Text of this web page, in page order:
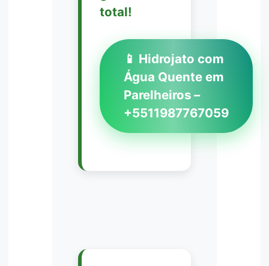
total!
📱 Hidrojato com
Água Quente em
Parelheiros –
+5511987767059